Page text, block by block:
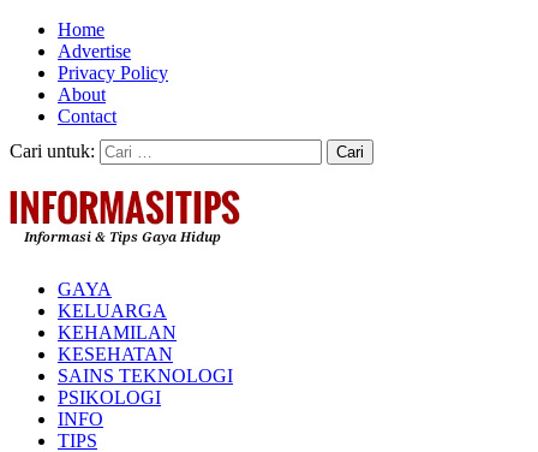
Home
Advertise
Privacy Policy
About
Contact
Cari untuk:
GAYA
KELUARGA
KEHAMILAN
KESEHATAN
SAINS TEKNOLOGI
PSIKOLOGI
INFO
TIPS